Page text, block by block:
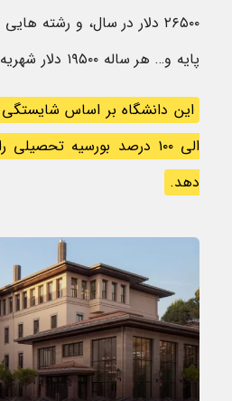
۲۶۵۰۰ دلار در سال، و رشته
پایه و… هر ساله ۱۹۵۰۰ دلار شهریه دارند.
الی ۱۰۰ درصد بورسیه
دهد.